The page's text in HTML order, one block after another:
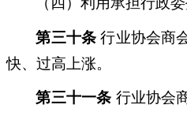
第三十条 行业协会商
快、过高上涨。
第三十一条 行业协会